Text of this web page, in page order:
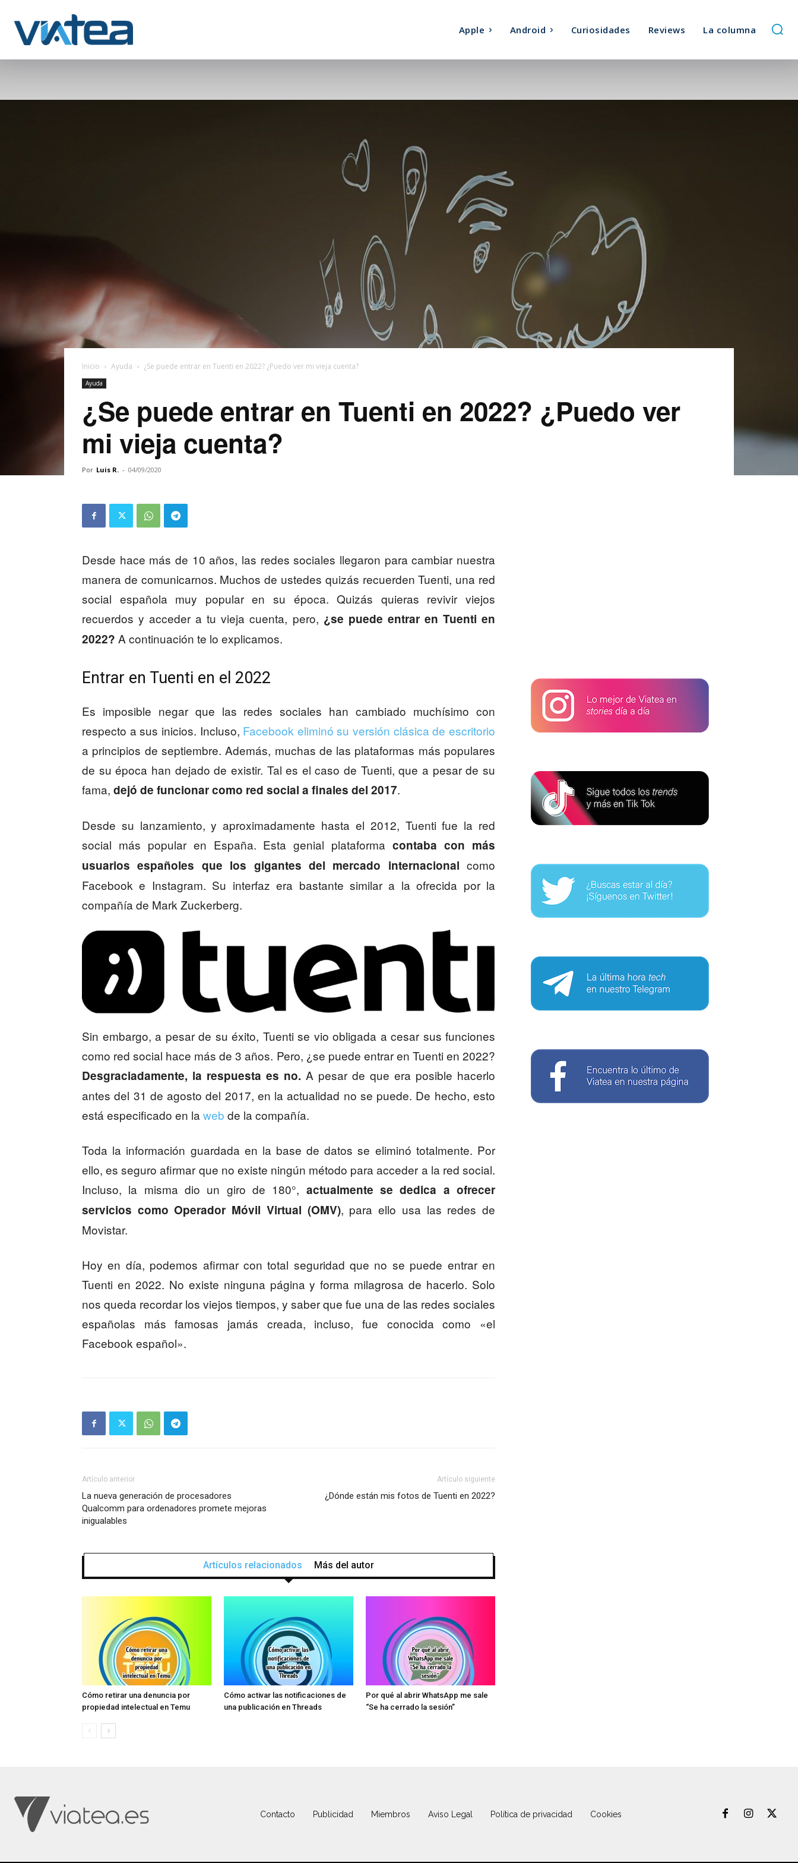
Apple Android Curiosidades Reviews La columna
Inicio Ayuda ¿Se puede entrar en Tuenti en 2022? ¿Puedo ver mi vieja cuenta?
Ayuda
¿Se puede entrar en Tuenti en 2022? ¿Puedo ver
mi vieja cuenta?
Por Luis R. - 04/09/2020
Desde hace más de 10 años, las redes sociales llegaron para cambiar nuestra
manera de comunicarnos. Muchos de ustedes quizás recuerden Tuenti, una red
social española muy popular en su época. Quizás quieras revivir viejos
recuerdos y acceder a tu vieja cuenta, pero, ¿se puede entrar en Tuenti en
2022? A continuación te lo explicamos.
Entrar en Tuenti en el 2022
Es imposible negar que las redes sociales han cambiado muchísimo con
respecto a sus inicios. Incluso, Facebook eliminó su versión clásica de escritorio
a principios de septiembre. Además, muchas de las plataformas más populares
de su época han dejado de existir. Tal es el caso de Tuenti, que a pesar de su
fama, dejó de funcionar como red social a finales del 2017.
Desde su lanzamiento, y aproximadamente hasta el 2012, Tuenti fue la red
social más popular en España. Esta genial plataformacontaba con más
usuarios españoles que los gigantes del mercado internacional como
Facebook e Instagram. Su interfaz era bastante similar a la ofrecida por la
compañía de Mark Zuckerberg.
Sin embargo, a pesar de su éxito, Tuenti se vio obligada a cesar sus funciones
como red social hace más de 3 años. Pero, ¿se puede entrar en Tuenti en 2022?
Desgraciadamente, la respuesta es no. A pesar de que era posible hacerlo
antes del 31 de agosto del 2017, en la actualidad no se puede. De hecho, esto
está especificado en la web de la compañía.
Toda la información guardada en la base de datos se eliminó totalmente. Por
ello, es seguro afirmar que no existe ningún método para acceder a la red social.
Incluso, la misma dio un giro de 180°, actualmente se dedica a ofrecer
servicios como Operador Móvil Virtual (OMV), para ello usa las redes de
Movistar.
Hoy en día, podemos afirmar con total seguridad que no se puede entrar en
Tuenti en 2022. No existe ninguna página y forma milagrosa de hacerlo. Solo
nos queda recordar los viejos tiempos, y saber que fue una de las redes sociales
españolas más famosas jamás creada, incluso, fue conocida como «el
Facebook español».
Artículo anterior
La nueva generación de procesadores
Qualcomm para ordenadores promete mejoras
inigualables
Artículo siguiente
¿Dónde están mis fotos de Tuenti en 2022?
Artículos relacionados Más del autor
Cómo retirar una denuncia por
propiedad intelectual en Temu
Cómo activar las notificaciones de
una publicación en Threads
Por qué al abrir WhatsApp me sale
“Se ha cerrado la sesión”
Contacto Publicidad Miembros Aviso Legal Política de privacidad Cookies